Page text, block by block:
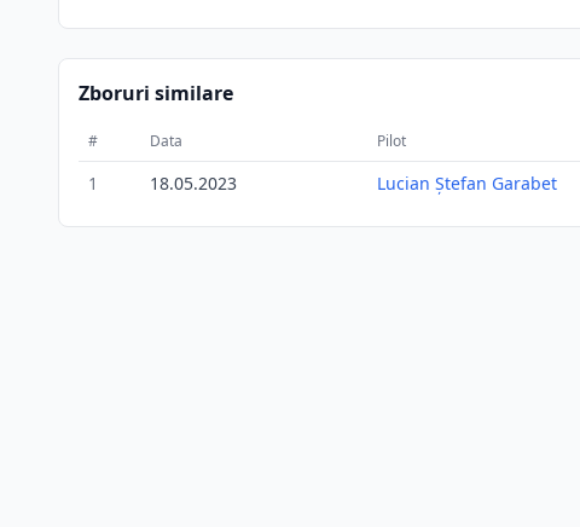
Zboruri similare
# Data Pilot
1 18.05.2023 Lucian Ștefan Garabet